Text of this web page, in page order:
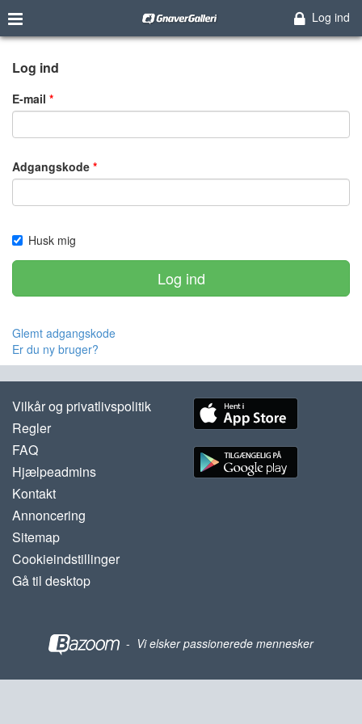
Log ind
Log ind
E-mail
Adgangskode
Husk mig
Log ind
Glemt adgangskode
Er du ny bruger?
Vilkår og privatlivspolitik
Regler
FAQ
Hjælpeadmins
Kontakt
Annoncering
Sitemap
Cookieindstillinger
Gå til desktop
- Vi elsker passionerede mennesker